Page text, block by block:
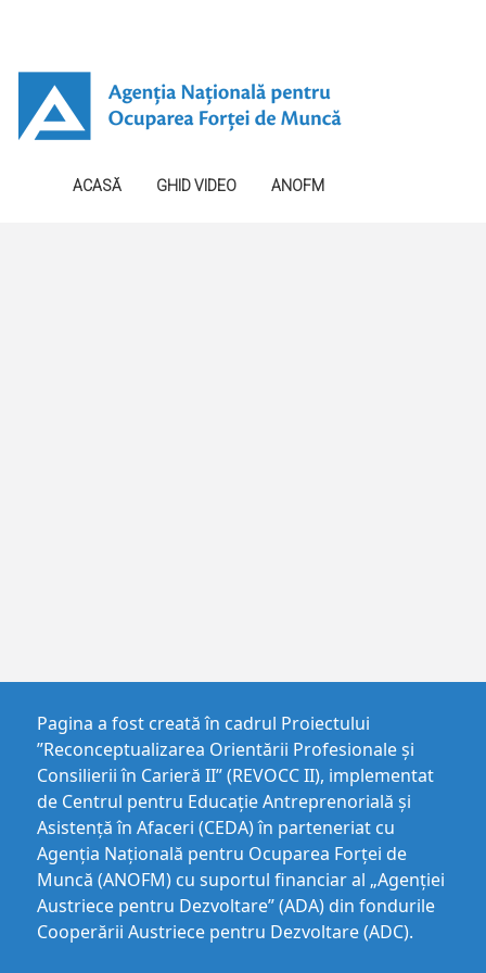
ACASĂ GHID VIDEO ANOFM
Pagina a fost creată în cadrul Proiectului
”Reconceptualizarea Orientării Profesionale și
Consilierii în Carieră II” (REVOCC II), implementat
de Centrul pentru Educaţie Antreprenorială şi
Asistenţă în Afaceri (CEDA) în parteneriat cu
Agenția Națională pentru Ocuparea Forței de
Muncă (ANOFM) cu suportul financiar al „Agenției
Austriece pentru Dezvoltare” (ADA) din fondurile
Cooperării Austriece pentru Dezvoltare (ADC).